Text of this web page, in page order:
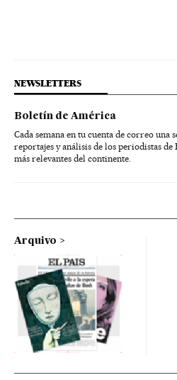
NEWSLETTERS
Boletín de América
Cada semana en tu cuenta de correo una
reportajes y análisis de los periodistas
más relevantes del continente.
Arquivo